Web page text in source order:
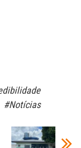
#Notícias